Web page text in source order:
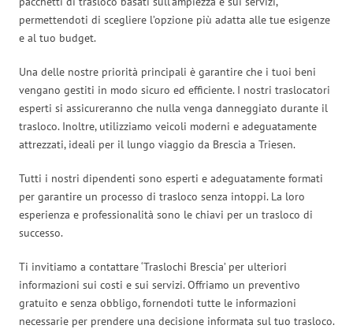
permettendoti di scegliere l’opzione più adatta alle tue esigenze
e al tuo budget.
Una delle nostre priorità principali è garantire che i tuoi beni
vengano gestiti in modo sicuro ed efficiente. I nostri traslocatori
esperti si assicureranno che nulla venga danneggiato durante il
trasloco. Inoltre, utilizziamo veicoli moderni e adeguatamente
attrezzati, ideali per il lungo viaggio da Brescia a Triesen.
Tutti i nostri dipendenti sono esperti e adeguatamente formati
per garantire un processo di trasloco senza intoppi. La loro
esperienza e professionalità sono le chiavi per un trasloco di
successo.
Ti invitiamo a contattare ‘Traslochi Brescia’ per ulteriori
informazioni sui costi e sui servizi. Offriamo un preventivo
gratuito e senza obbligo, fornendoti tutte le informazioni
necessarie per prendere una decisione informata sul tuo trasloco.